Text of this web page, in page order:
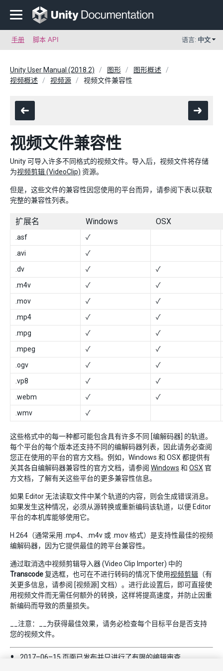
手册 脚本 API 语言: 中文
Unity User Manual (2018.2) 图形
图形概述
视频概述
视频源 视频文件兼容性
视频文件兼容性
Unity 可导入许多不同格式的视频文件。导入后，视频文件将存储
为视频剪辑 (VideoClip) 资源。
但是，这些文件的兼容性因您使用的平台而异，请参阅下表以获取
完整的兼容性列表。
扩展名 Windows OSX
.asf
✓
.avi
✓
.dv
✓
✓
.m4v
✓
✓
.mov
✓
✓
.mp4
✓
✓
.mpg
✓
✓
.mpeg
✓
✓
.ogv
✓
✓
.vp8
✓
✓
.webm
✓
✓
.wmv
✓
这些格式中的每一种都可能包含具有许多不同 [编解码器] 的轨道。
每个平台的每个版本还支持不同的编解码器列表，因此请务必查阅
您正在使用的平台的官方文档。例如，Windows 和 OSX 都提供有
关其各自编解码器兼容性的官方文档，请参阅 Windows 和 OSX 官
方文档，了解有关这些平台的更多兼容性信息。
如果 Editor 无法读取文件中某个轨道的内容，则会生成错误消息。
如果发生这种情况，必须从源转换或重新编码该轨道，以便 Editor
平台的本机库能够使用它。
H.264（通常采用 .mp4、.m4v 或 .mov 格式）是支持性最佳的视频
编解码器，因为它提供最佳的跨平台兼容性。
通过取消选中视频剪辑导入器 (Video Clip Importer) 中的
Transcode复选框，也可在不进行转码的情况下使用视频剪辑 （有
关更多信息，请参阅 [视频源] 文档）。进行此设置后，即可直接使
用视频文件而无需任何额外的转换，这样将提高速度，并防止因重
新编码而导致的质量损失。
__注意：__为获得最佳效果，请务必检查每个目标平台是否支持
您的视频文件。
2017–06–15 页面已发布并只进行了有限的编辑审查